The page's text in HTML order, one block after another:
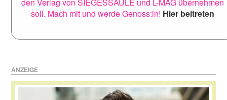
den Verlag von SIEGESSÄULE und L-MAG übernehmen
soll. Mach mit und werde Genoss:in! Hier beitreten
ANZEIGE